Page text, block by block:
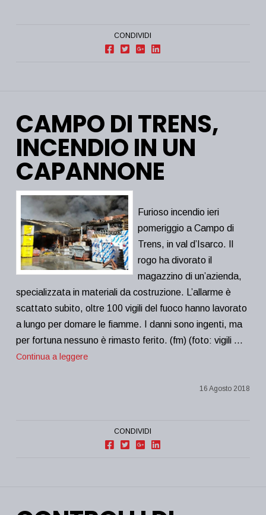
CONDIVIDI
CAMPO DI TRENS,
INCENDIO IN UN
CAPANNONE
Furioso incendio ieri
pomeriggio a Campo di
Trens, in val d’Isarco. Il
rogo ha divorato il
magazzino di un’azienda,
specializzata in materiali da costruzione. L’allarme è
scattato subito, oltre 100 vigili del fuoco hanno lavorato
a lungo per domare le fiamme. I danni sono ingenti, ma
per fortuna nessuno è rimasto ferito. (fm) (foto: vigili …
Continua a leggere
16 Agosto 2018
CONDIVIDI